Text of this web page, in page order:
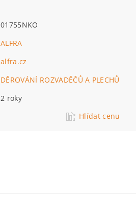
01755NKO
ALFRA
alfra.cz
DĚROVÁNÍ ROZVADĚČŮ A PLECHŮ
2 roky
Hlídat cenu